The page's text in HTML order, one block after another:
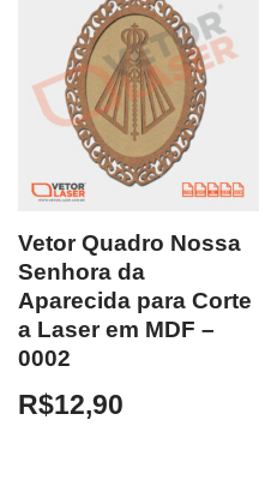
Vetor Quadro Nossa
Senhora da
Aparecida para Corte
a Laser em MDF –
0002
R$12,90